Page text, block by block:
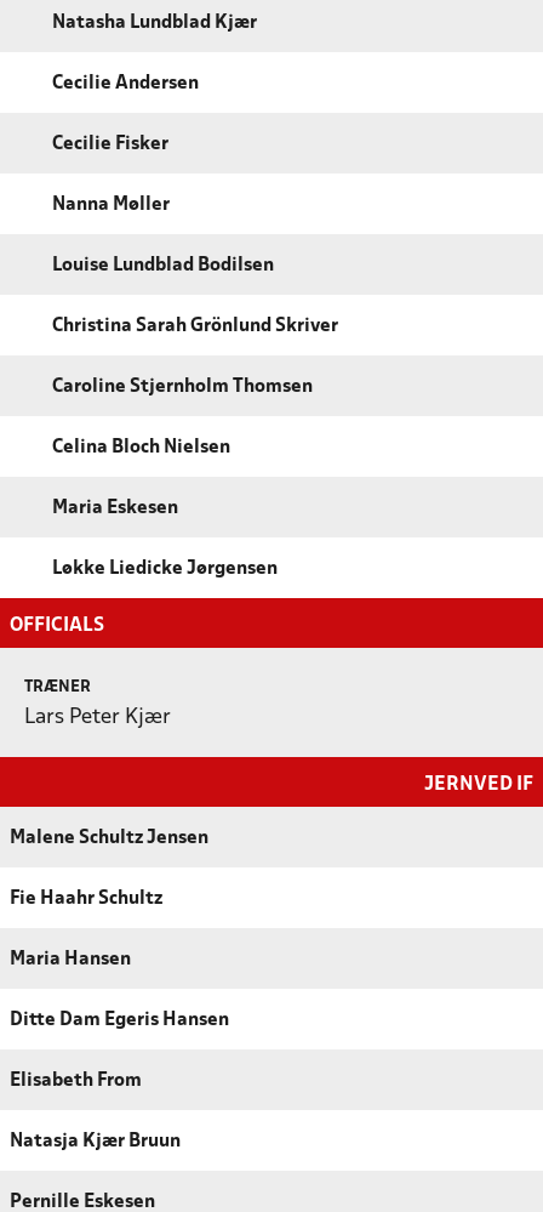
Natasha Lundblad Kjær
Cecilie Andersen
Cecilie Fisker
Nanna Møller
Louise Lundblad Bodilsen
Christina Sarah Grönlund Skriver
Caroline Stjernholm Thomsen
Celina Bloch Nielsen
Maria Eskesen
Løkke Liedicke Jørgensen
OFFICIALS
TRÆNER
Lars Peter Kjær
JERNVED IF
Malene Schultz Jensen
Fie Haahr Schultz
Maria Hansen
Ditte Dam Egeris Hansen
Elisabeth From
Natasja Kjær Bruun
Pernille Eskesen